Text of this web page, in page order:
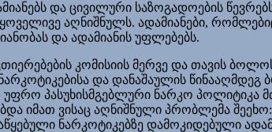
და ცივილური საზოგადოების
აღნიშნულს. ადამიანები, რომლებიც
და ადამიანის უფლებებს.
კომისიის მერვე და თავის
და დანაშაულის
უფრო პასუხისმგებლური ნარკო პოლიტიკა
იმათ ვისაც აღნიშნული პრობლემა
ნარკოტიკებზე დამოკიდებული